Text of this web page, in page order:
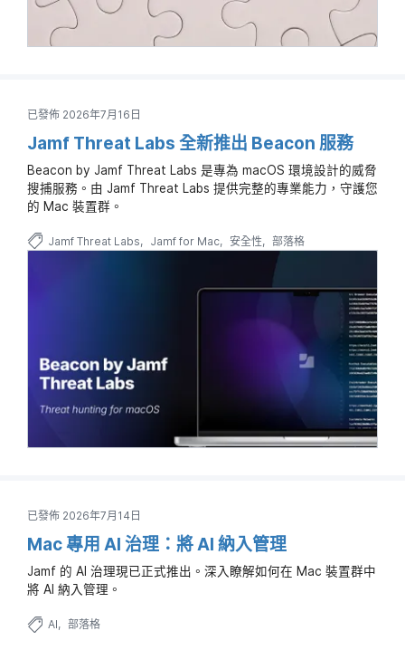
已發佈 2026年7月16日
Jamf Threat Labs 全新推出 Beacon 服務
Beacon by Jamf Threat Labs 是專為 macOS 環境設計的威脅
搜捕服務。由 Jamf Threat Labs 提供完整的專業能力，守護您
的 Mac 裝置群。
Jamf Threat Labs Jamf for Mac 安全性 部落格
已發佈 2026年7月14日
Mac 專用 AI 治理：將 AI 納入管理
Jamf 的 AI 治理現已正式推出。深入瞭解如何在 Mac 裝置群中
將 AI 納入管理。
AI 部落格